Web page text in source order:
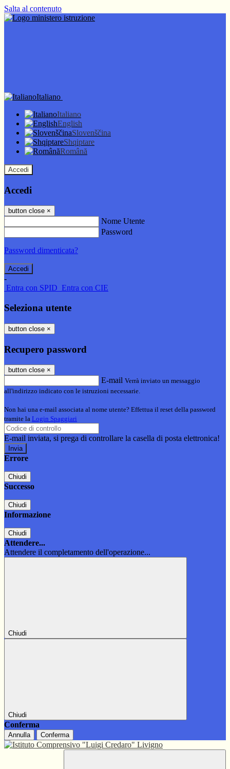
Salta al contenuto
Italiano
Italiano
English
Slovenščina
Shqiptare
Română
Accedi
Accedi
button close ×
Nome Utente
Password
Password dimenticata?
-
Entra con SPID Entra con CIE
Seleziona utente
button close ×
Recupero password
button close ×
E-mail Verrà inviato un messaggio
all'indirizzo indicato con le istruzioni necessarie.
Non hai una e-mail associata al nome utente? Effettua il reset della password
tramite la Login Spaggiari
E-mail inviata, si prega di controllare la casella di posta elettronica!
Errore
Chiudi
Successo
Chiudi
Informazione
Chiudi
Attendere...
Attendere il completamento dell'operazione...
Chiudi
Chiudi
Conferma
Annulla Conferma